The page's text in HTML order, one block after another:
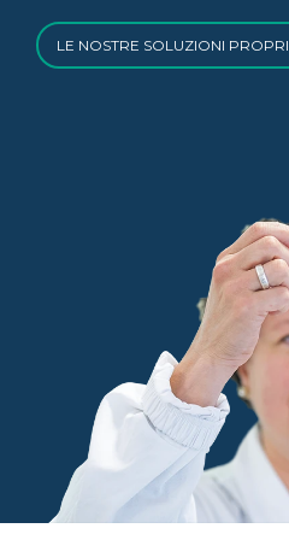
LE NOSTRE SOLUZIONI